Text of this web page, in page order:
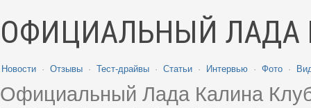
ОФИЦИАЛЬНЫЙ ЛАДА
Новости · Отзывы · Тест-драйвы · Статьи · Интервью · Фото ·
Официальный Лада Калина